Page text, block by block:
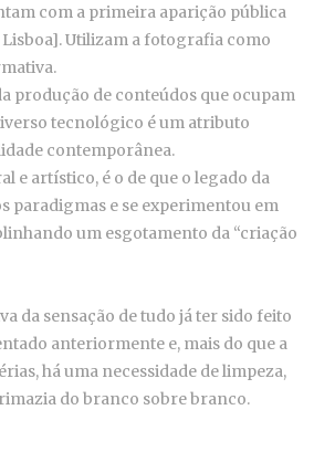
com a primeira aparição pública
Lisboa]. Utilizam a fotografia como
produção de conteúdos que ocupam
tecnológico é um atributo
contemporânea.
e artístico, é o de que o legado da
paradigmas e se experimentou em
um esgotamento da “criação
da sensação de tudo já ter sido feito
anteriormente e, mais do que a
há uma necessidade de limpeza,
do branco sobre branco.